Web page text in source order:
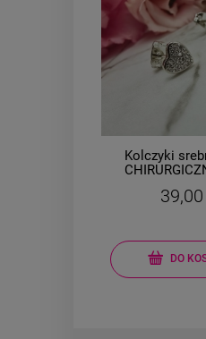
Kolczyki
39,00
DO